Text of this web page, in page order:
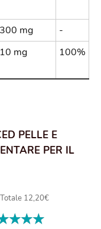
300 mg
-
10 mg 100%
PELLE E
PER IL
12,20€